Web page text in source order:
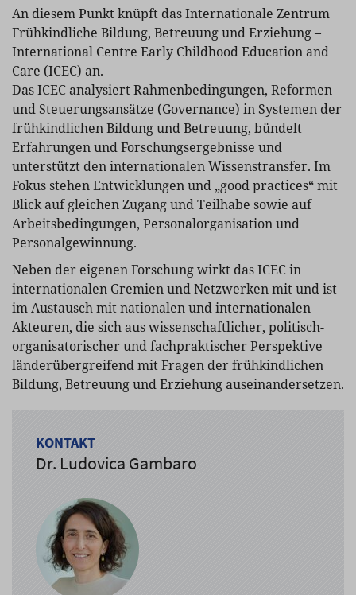
An diesem Punkt knüpft das Internationale Zentrum
Frühkindliche Bildung, Betreuung und Erziehung –
International Centre Early Childhood Education and
Care (ICEC) an.
Das ICEC analysiert Rahmenbedingungen, Reformen
und Steuerungsansätze (Governance) in Systemen der
frühkindlichen Bildung und Betreuung, bündelt
Erfahrungen und Forschungsergebnisse und
unterstützt den internationalen Wissenstransfer. Im
Fokus stehen Entwicklungen und „good practices“ mit
Blick auf gleichen Zugang und Teilhabe sowie auf
Arbeits­bedingungen, Personalorganisation und
Personalgewinnung.
Neben der eigenen Forschung wirkt das ICEC in
internationalen Gremien und Netzwerken mit und ist
im Austausch mit nationalen und internationalen
Akteuren, die sich aus wissenschaftlicher, politisch-
organisatorischer und fachpraktischer Perspektive
länderübergreifend mit Fragen der frühkindlichen
Bildung, Betreuung und Erziehung auseinandersetzen.
KONTAKT
Dr. Ludovica Gambaro